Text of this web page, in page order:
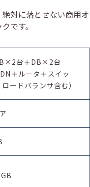
対に落とせない商用オ
です。
台＋DB×2台
＋ルータ＋スイッ
ロードバランサ含む）